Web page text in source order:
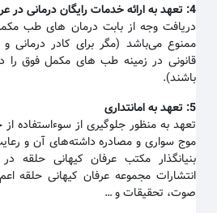
تعهد به ارائه خدمات رایگان درمانی در
دریافت وجه از بابت درمان های طب مکمل
ممنوع می‌باشد (مگر برای کادر درمانی و
قانونی در زمینه طب های مکمل فوق را
باشند).
تعهد به امانتداری
تعهد به منظور جلوگیری از سوءاستفاده از
موج سواری و مصادره داشته‌های آن و
بنیانگذار مکتب عرفان کیهانی حلقه
انتشارات مجموعه عرفان کیهانی حلقه اعم
صوت، تحقیقات و …